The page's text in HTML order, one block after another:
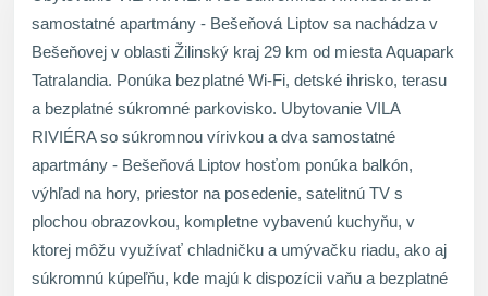
samostatné apartmány - Bešeňová Liptov sa nachádza v
Bešeňovej v oblasti Žilinský kraj 29 km od miesta Aquapark
Tatralandia. Ponúka bezplatné Wi-Fi, detské ihrisko, terasu
a bezplatné súkromné parkovisko. Ubytovanie VILA
RIVIÉRA so súkromnou vírivkou a dva samostatné
apartmány - Bešeňová Liptov hosťom ponúka balkón,
výhľad na hory, priestor na posedenie, satelitnú TV s
plochou obrazovkou, kompletne vybavenú kuchyňu, v
ktorej môžu využívať chladničku a umývačku riadu, ako aj
súkromnú kúpeľňu, kde majú k dispozícii vaňu a bezplatné